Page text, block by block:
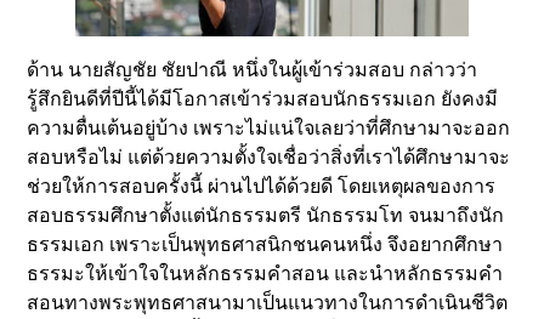
ด้าน นายสัญชัย ชัยปาณี หนึ่งในผู้เข้าร่วมสอบ กล่าวว่า
รู้สึกยินดีที่ปีนี้ได้มีโอกาสเข้าร่วมสอบนักธรรมเอก ยังคงมี
ความตื่นเต้นอยู่บ้าง เพราะไม่แน่ใจเลยว่าที่ศึกษามาจะออก
สอบหรือไม่ แต่ด้วยความตั้งใจเชื่อว่าสิ่งที่เราได้ศึกษามาจะ
ช่วยให้การสอบครั้งนี้ ผ่านไปได้ด้วยดี โดยเหตุผลของการ
สอบธรรมศึกษาตั้งแต่นักธรรมตรี นักธรรมโท จนมาถึงนัก
ธรรมเอก เพราะเป็นพุทธศาสนิกชนคนหนึ่ง จึงอยากศึกษา
ธรรมะให้เข้าใจในหลักธรรมคำสอน และนำหลักธรรมคำ
สอนทางพระพุทธศาสนามาเป็นแนวทางในการดำเนินชีวิต